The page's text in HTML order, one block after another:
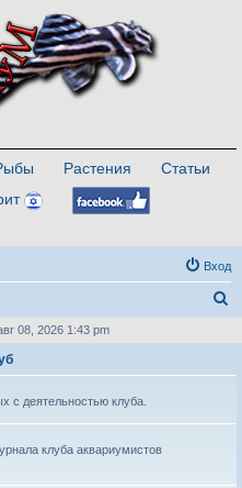
Растения
Статьи
Вход
с
08, 2026 1:43 pm
с деятельностью клуба.
клуба аквариумистов